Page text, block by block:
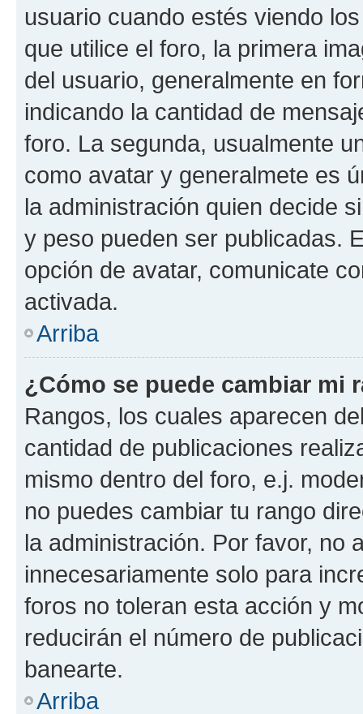
usuario cuando estés viendo
que utilice el foro, la primera
del usuario, generalmente en
indicando la cantidad de
foro. La segunda, usualmente
como avatar y generalmete es
la administración quien decide
y peso pueden ser publicadas.
opción de avatar, comunicate
activada.
Arriba
¿Cómo se puede cambiar mi
Rangos, los cuales aparecen
cantidad de publicaciones
mismo dentro del foro, e.j.
no puedes cambiar tu rango
la administración. Por favor, no
innecesariamente solo para
foros no toleran esta acción y
reducirán el número de
banearte.
Arriba